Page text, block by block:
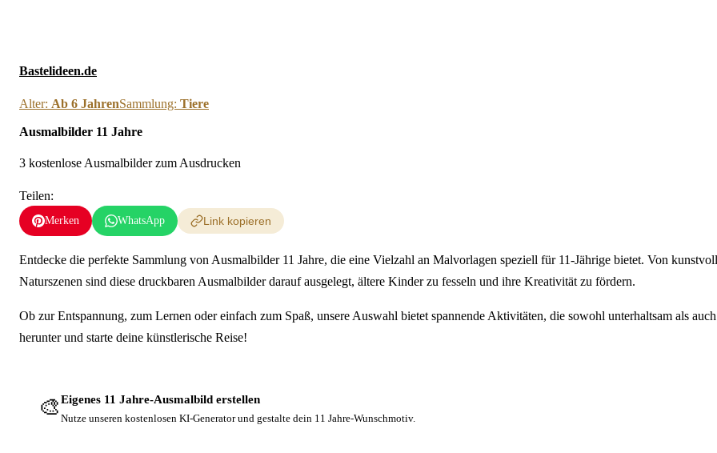
Bastelideen.de
Alter: Ab 6 JahrenSammlung: Tiere
Ausmalbilder 11 Jahre
3 kostenlose Ausmalbilder zum Ausdrucken
Teilen:
Merken WhatsApp Link kopieren
Entdecke die perfekte Sammlung von Ausmalbilder 11 Jahre, die eine Vielzahl an Malvorlagen speziell für 11-Jährige bietet. Von
Naturszenen sind diese druckbaren Ausmalbilder darauf ausgelegt, ältere Kinder zu fesseln und ihre Kreativität zu fördern.
Ob zur Entspannung, zum Lernen oder einfach zum Spaß, unsere Auswahl bietet spannende Aktivitäten, die sowohl unterhaltsam als
herunter und starte deine künstlerische Reise!
🎨Eigenes 11 Jahre-Ausmalbild erstellen
Nutze unseren kostenlosen KI-Generator und gestalte dein 11 Jahre-Wunschmotiv.